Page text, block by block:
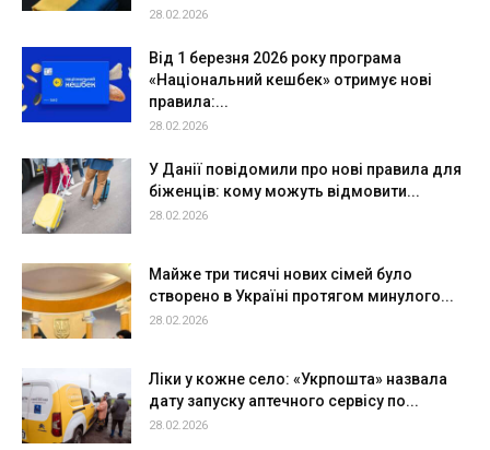
28.02.2026
Від 1 березня 2026 року програма
«Національний кешбек» отримує нові
правила:...
28.02.2026
У Данії повідомили про нові правила для
біженців: кому можуть відмовити...
28.02.2026
Майже три тисячі нових сімей було
створено в Україні протягом минулого...
28.02.2026
Ліки у кожне село: «Укрпошта» назвала
дату запуску аптечного сервісу по...
28.02.2026